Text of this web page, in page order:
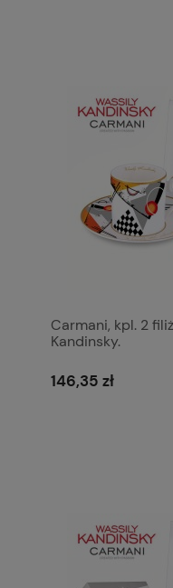
Carmani, kpl. 2
Kandinsky.
146,35 zł